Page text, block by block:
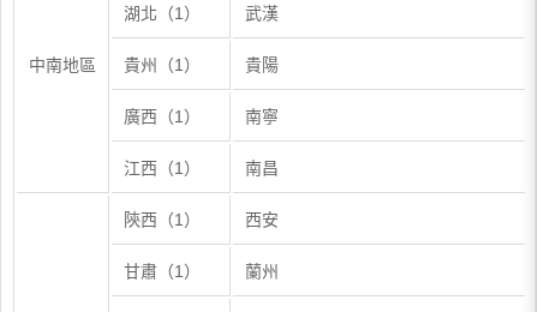
中南地區
湖北（1） 武漢
貴州（1） 貴陽
廣西（1） 南寧
江西（1） 南昌
陝西（1） 西安
甘肅（1） 蘭州